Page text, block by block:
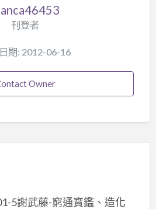
刊登者
期: 2012-06-16
Owner
5謝武藤-窮通寶鑑、造化